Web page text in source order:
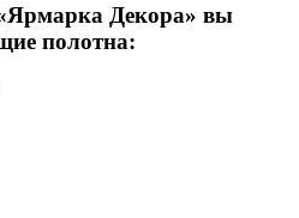
Декора» вы
полотна: